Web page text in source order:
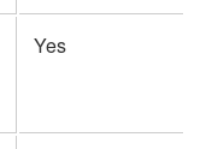
Yes